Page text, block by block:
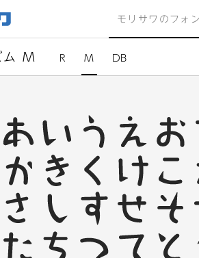
モリサワのフォ
ム M R M DB